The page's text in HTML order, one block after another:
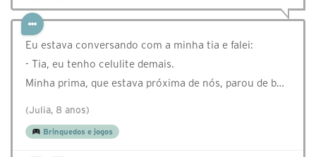
Eu estava conversando com a minha tia e falei:
- Tia, eu tenho celulite demais.
Minha prima, que estava próxima de nós, parou de b…
(Julia, 8 anos)
Brinquedos e jogos